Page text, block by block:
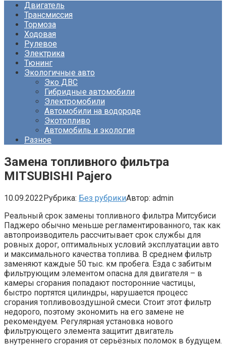
Двигатель
Трансмиссия
Тормоза
Ходовая
Рулевое
Электрика
Тюнинг
Экологичные авто
Эко ДВС
Гибридные автомобили
Электромобили
Автомобили на водороде
Экотопливо
Автомобиль и экология
Разное
Замена топливного фильтра
MITSUBISHI Pajero
10.09.2022Рубрика: Без рубрикиАвтор: admin
Реальный срок замены топливного фильтра Митсубиси
Паджеро обычно меньше регламентированного, так как
автопроизводитель рассчитывает срок службы для
ровных дорог, оптимальных условий эксплуатации авто
и максимального качества топлива. В среднем фильтр
заменяют каждые 50 тыс. км пробега. Езда с забитым
фильтрующим элементом опасна для двигателя – в
камеры сгорания попадают посторонние частицы,
быстро портятся цилиндры, нарушается процесс
сгорания топливовоздушной смеси. Стоит этот фильтр
недорого, поэтому экономить на его замене не
рекомендуем. Регулярная установка нового
фильтрующего элемента защитит двигатель
внутреннего сгорания от серьёзных поломок в будущем.